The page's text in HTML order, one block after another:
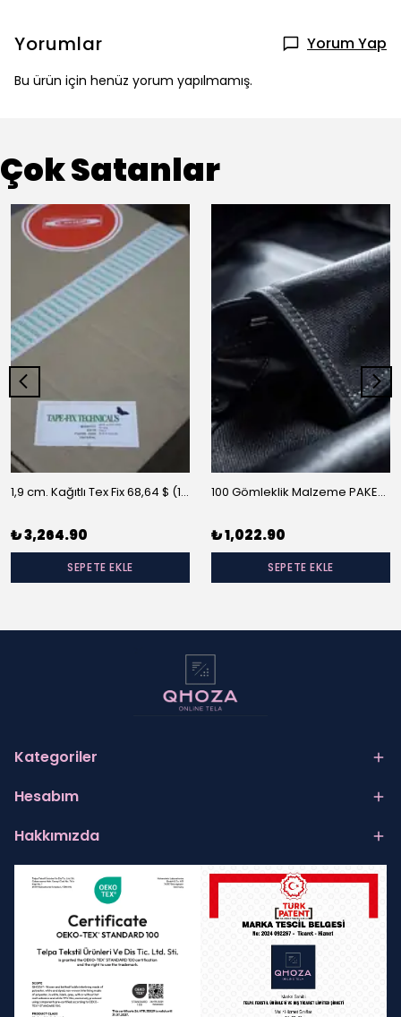
Yorumlar Yorum Yap
Bu ürün için henüz yorum yapılmamış.
Çok Satanlar
1,9 cm. Kağıtlı Tex Fix 68,64 $ (10 m/rulo)
₺ 3,264.90
SEPETE EKLE
100 Gömleklik Malzeme PAKET-A
₺ 1,022.90
SEPETE EKLE
Kategoriler
Hesabım
Hakkımızda